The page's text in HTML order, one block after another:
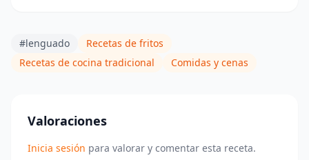
#lenguado
Recetas de fritos
Recetas de cocina tradicional
Comidas y cenas
Valoraciones
Inicia sesión para valorar y comentar esta receta.